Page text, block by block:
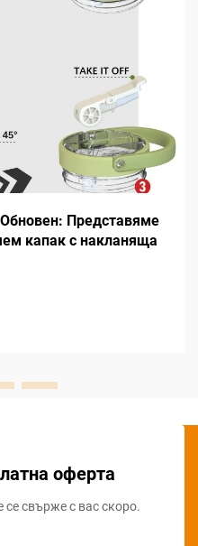
Представяме
капак с накланяща
оферта
свърже с вас скоро.